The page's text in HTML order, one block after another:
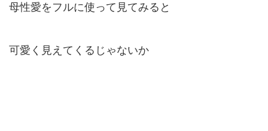
母性愛をフルに使って見てみると
可愛く見えてくるじゃないか